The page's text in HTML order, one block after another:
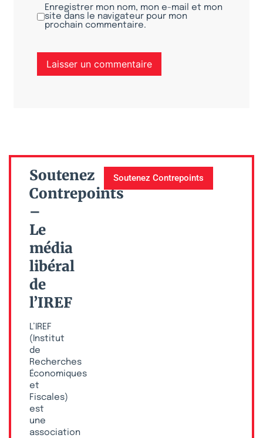
Enregistrer mon nom, mon e-mail et mon
site dans le navigateur pour mon
prochain commentaire.
Soutenez
Contrepoints
–
Le
média
libéral
de
l’IREF
L’IREF
(Institut
de
Recherches
Économiques
et
Fiscales)
est
une
association
Soutenez Contrepoints